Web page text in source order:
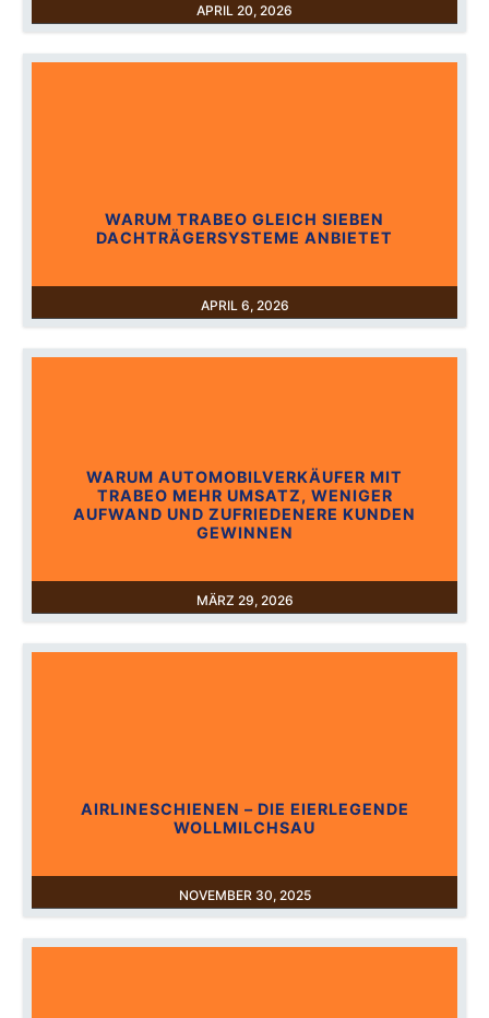
APRIL 20, 2026
APRIL 6, 2026
WARUM TRABEO GLEICH SIEBEN
DACHTRÄGERSYSTEME ANBIETET
MÄRZ 29, 2026
WARUM AUTOMOBILVERKÄUFER MIT
TRABEO MEHR UMSATZ, WENIGER
AUFWAND UND ZUFRIEDENERE KUNDEN
GEWINNEN
NOVEMBER 30, 2025
AIRLINESCHIENEN – DIE EIERLEGENDE
WOLLMILCHSAU